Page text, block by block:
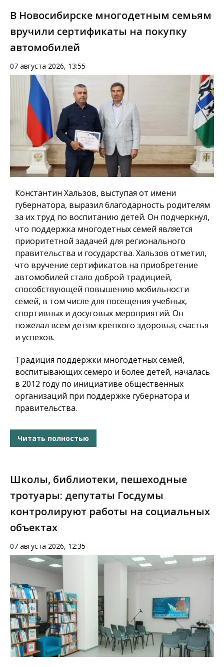
В Новосибирске многодетным семьям
вручили сертификаты на покупку
автомобилей
07 августа 2026, 13:55
Константин Хальзов, выступая от имени
губернатора, выразил благодарность родителям
за их труд по воспитанию детей. Он подчеркнул,
что поддержка многодетных семей является
приоритетной задачей для регионального
правительства и государства. Хальзов отметил,
что вручение сертификатов на приобретение
автомобилей стало доброй традицией,
способствующей повышению мобильности
семей, в том числе для посещения учебных,
спортивных и досуговых мероприятий. Он
пожелал всем детям крепкого здоровья, счастья
и успехов.
Традиция поддержки многодетных семей,
воспитывающих семеро и более детей, началась
в 2012 году по инициативе общественных
организаций при поддержке губернатора и
правительства.
Читать полностью
Школы, библиотеки, пешеходные
тротуары: депутаты Госдумы
контролируют работы на социальных
объектах
07 августа 2026, 12:35